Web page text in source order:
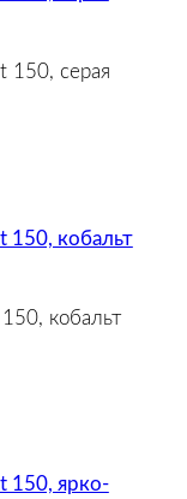
150, серая
кобальт